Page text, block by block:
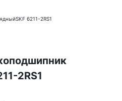
6211-2RS1
2RS1